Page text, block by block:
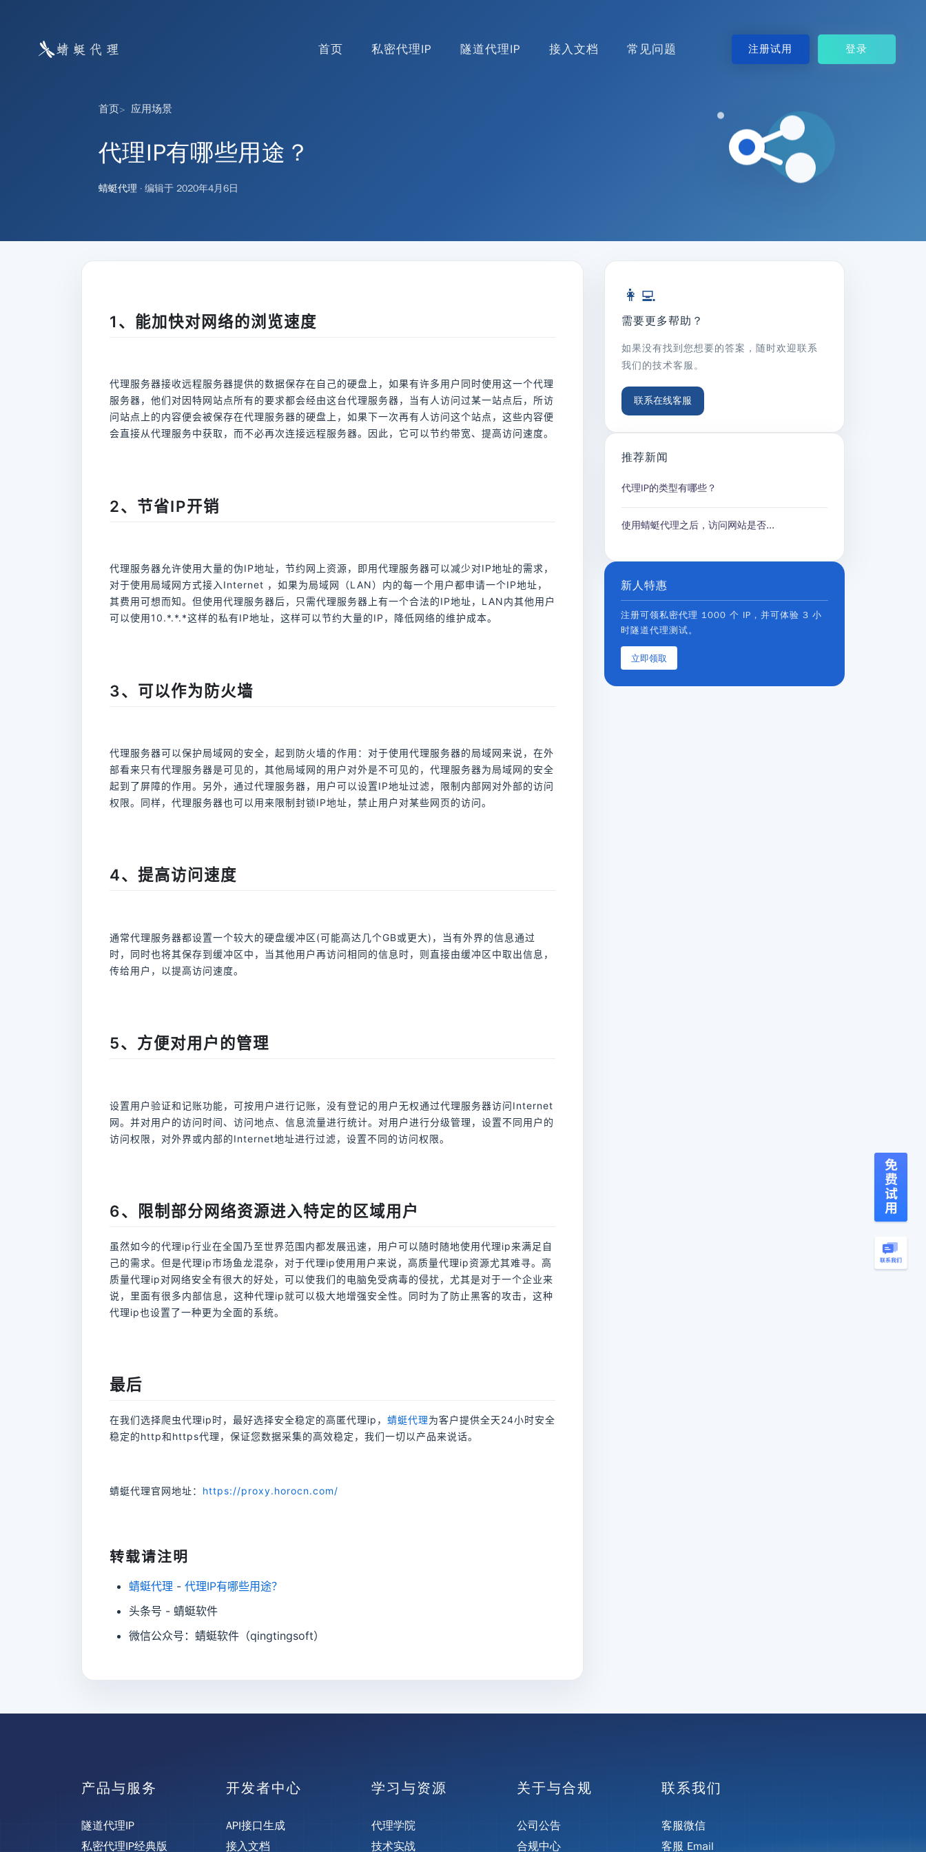
首页 私密代理IP 隧道代理IP 接入文档 常见问题 注册试用 登录
首页 应用场景
代理IP有哪些用途？
蜻蜓代理 · 编辑于 2020年4月6日
1、能加快对网络的浏览速度
代理服务器接收远程服务器提供的数据保存在自己的硬盘上，如果有许多用户同时使用这一个代理
服务器，他们对因特网站点所有的要求都会经由这台代理服务器，当有人访问过某一站点后，所访
问站点上的内容便会被保存在代理服务器的硬盘上，如果下一次再有人访问这个站点，这些内容便
会直接从代理服务中获取，而不必再次连接远程服务器。因此，它可以节约带宽、提高访问速度。
2、节省IP开销
代理服务器允许使用大量的伪IP地址，节约网上资源，即用代理服务器可以减少对IP地址的需求，
对于使用局域网方式接入Internet ，如果为局域网（LAN）内的每一个用户都申请一个IP地址，
其费用可想而知。但使用代理服务器后，只需代理服务器上有一个合法的IP地址，LAN内其他用户
可以使用10.*.*.*这样的私有IP地址，这样可以节约大量的IP，降低网络的维护成本。
3、可以作为防火墙
代理服务器可以保护局域网的安全，起到防火墙的作用：对于使用代理服务器的局域网来说，在外
部看来只有代理服务器是可见的，其他局域网的用户对外是不可见的，代理服务器为局域网的安全
起到了屏障的作用。另外，通过代理服务器，用户可以设置IP地址过滤，限制内部网对外部的访问
权限。同样，代理服务器也可以用来限制封锁IP地址，禁止用户对某些网页的访问。
4、提高访问速度
通常代理服务器都设置一个较大的硬盘缓冲区(可能高达几个GB或更大)，当有外界的信息通过
时，同时也将其保存到缓冲区中，当其他用户再访问相同的信息时，则直接由缓冲区中取出信息，
传给用户，以提高访问速度。
5、方便对用户的管理
设置用户验证和记账功能，可按用户进行记账，没有登记的用户无权通过代理服务器访问Internet
网。并对用户的访问时间、访问地点、信息流量进行统计。对用户进行分级管理，设置不同用户的
访问权限，对外界或内部的Internet地址进行过滤，设置不同的访问权限。
6、限制部分网络资源进入特定的区域用户
虽然如今的代理ip行业在全国乃至世界范围内都发展迅速，用户可以随时随地使用代理ip来满足自
己的需求。但是代理ip市场鱼龙混杂，对于代理ip使用用户来说，高质量代理ip资源尤其难寻。高
质量代理ip对网络安全有很大的好处，可以使我们的电脑免受病毒的侵扰，尤其是对于一个企业来
说，里面有很多内部信息，这种代理ip就可以极大地增强安全性。同时为了防止黑客的攻击，这种
代理ip也设置了一种更为全面的系统。
最后
在我们选择爬虫代理ip时，最好选择安全稳定的高匿代理ip， 蜻蜓代理为客户提供全天24小时安全
稳定的http和https代理，保证您数据采集的高效稳定，我们一切以产品来说话。
蜻蜓代理官网地址： https://proxy.horocn.com/
转载请注明
蜻蜓代理 - 代理IP有哪些用途？
头条号 - 蜻蜓软件
微信公众号：蜻蜓软件（qingtingsoft）
👩‍💻
需要更多帮助？
如果没有找到您想要的答案，随时欢迎联系
我们的技术客服。
联系在线客服
推荐新闻
代理IP的类型有哪些？
使用蜻蜓代理之后，访问网站是否...
新人特惠
注册可领私密代理 1000 个 IP，并可体验 3 小
时隧道代理测试。
立即领取
产品与服务
隧道代理IP
私密代理IP经典版
开发者中心
API接口生成
接入文档
学习与资源
代理学院
技术实战
关于与合规
公司公告
合规中心
联系我们
客服微信
客服 Email